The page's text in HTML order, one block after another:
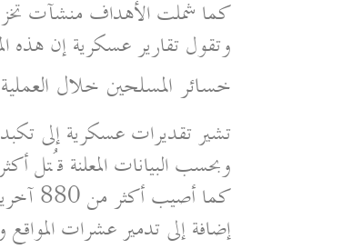
كما شملت الأهداف منشآت
وتقول تقارير عسكرية إن هذه
خسائر المسلحين خلال العملية
تشير تقديرات عسكرية إلى
وبحسب البيانات المعلنة قُتل أكثر من
كما أصيب أكثر من 880 آخرين خلال العمليات العسكرية
إضافة إلى تدمير عشرات المواقع